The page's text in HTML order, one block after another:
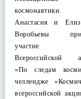
космонавтики.
Анастасия и
Воробьевы
участие
Всероссийской
«По следам
челлендже
всероссийской